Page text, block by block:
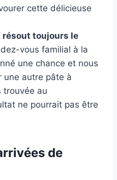
cette délicieuse
toujours le
vous familial à la
une chance et nous
une autre pâte à
trouvée au
ne pourrait pas être
de